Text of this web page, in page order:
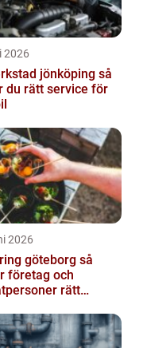
2026
jönköping så
du rätt service för
2026
göteborg så
företag och
rätt